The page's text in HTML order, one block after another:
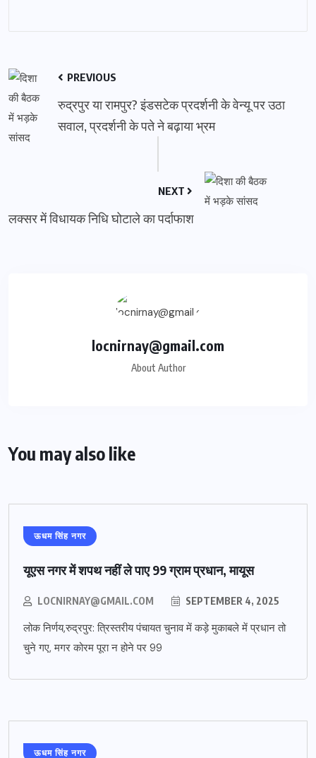
PREVIOUS
रुद्रपुर या रामपुर? इंडसटेक प्रदर्शनी के वेन्यू पर उठा
सवाल, प्रदर्शनी के पते ने बढ़ाया भ्रम
NEXT
लक्सर में विधायक निधि घोटाले का पर्दाफाश
locnirnay@gmail.com
About Author
You may also like
ऊधम सिंह नगर
यूएस नगर में शपथ नहीं ले पाए 99 ग्राम प्रधान, मायूस
LOCNIRNAY@GMAIL.COM SEPTEMBER 4, 2025
लोक निर्णय,रुद्रपुर: त्रिस्तरीय पंचायत चुनाव में कड़े मुकाबले में प्रधान तो
चुने गए, मगर कोरम पूरा न होने पर 99
ऊधम सिंह नगर